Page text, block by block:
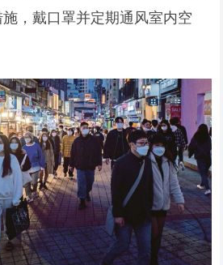
，戴口罩并定期通风室内空